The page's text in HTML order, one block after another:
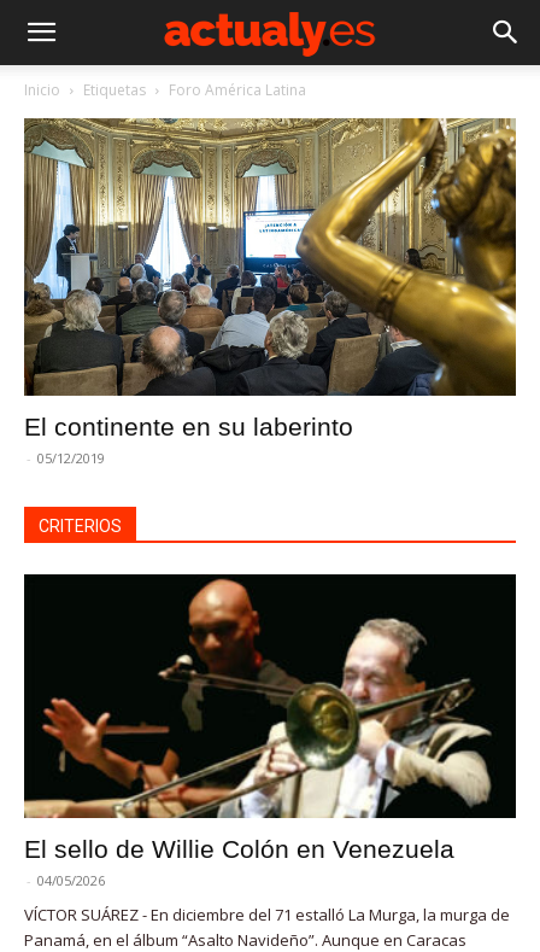
Inicio Etiquetas Foro América Latina
El continente en su laberinto
- 05/12/2019
CRITERIOS
El sello de Willie Colón en Venezuela
- 04/05/2026
VÍCTOR SUÁREZ - En diciembre del 71 estalló La Murga, la murga de
Panamá, en el álbum “Asalto Navideño”. Aunque en Caracas